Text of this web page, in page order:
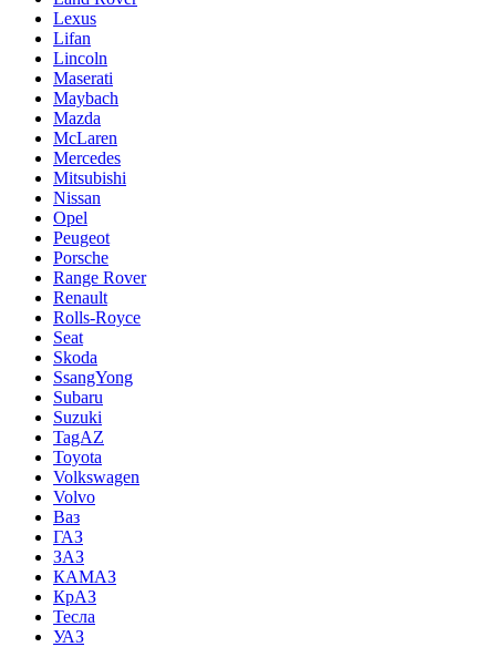
Lexus
Lifan
Lincoln
Maserati
Maybach
Mazda
McLaren
Mercedes
Mitsubishi
Nissan
Opel
Peugeot
Porsche
Range Rover
Renault
Rolls-Royce
Seat
Skoda
SsangYong
Subaru
Suzuki
TagAZ
Toyota
Volkswagen
Volvo
Ваз
ГАЗ
ЗАЗ
КАМАЗ
КрАЗ
Тесла
УАЗ